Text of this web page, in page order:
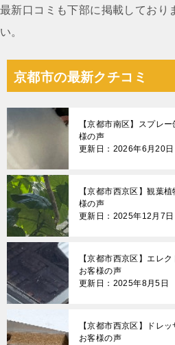
最新口コミも下部に掲載しており
い。
京都市の最新クチコミ
【京都市南区】スプレ
様の声
更新日：2026年6月20日
【京都市西京区】観葉
様の声
更新日：2025年12月7日
【京都市西京区】エレ
お客様の声
更新日：2025年8月5日
【京都市西京区】ドレ
お客様の声